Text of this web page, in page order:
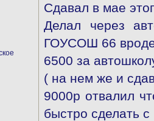
Сдавал в мае
Делал через
ГОУСОШ 66
6500 за
( на нем же и
9000р отвалил
быстро сделать